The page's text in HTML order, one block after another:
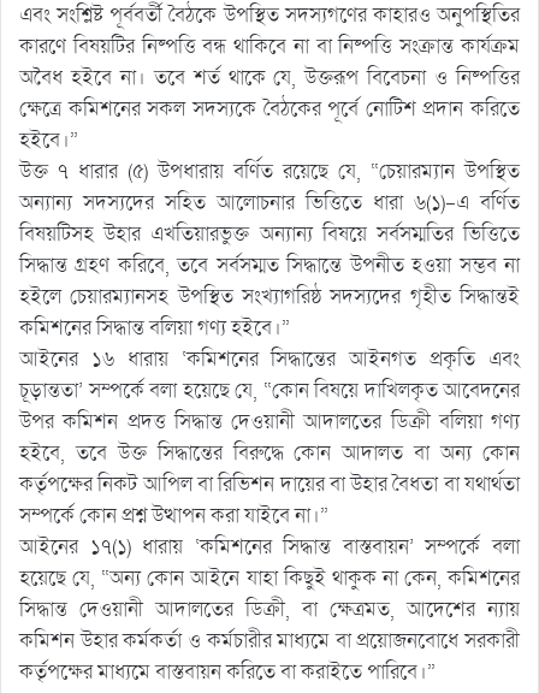
এবং সংশ্লিষ্ট পূর্ববর্তী বৈঠকে উপস্থিত সদস্যগণের কাহারও অনুপস্থিতির
কারণে বিষয়টির নিষ্পত্তি বন্ধ থাকিবে না বা নিষ্পত্তি সংক্রান্ত কার্যক্রম
অবৈধ হইবে না। তবে শর্ত থাকে যে, উক্তরূপ বিবেচনা ও নিষ্পত্তির
ক্ষেত্রে কমিশনের সকল সদস্যকে বৈঠকের পূর্বে নোটিশ প্রদান করিতে
হইবে।”
উক্ত ৭ ধারার (৫) উপধারায় বর্ণিত রয়েছে যে, “চেয়ারম্যান উপস্থিত
অন্যান্য সদস্যদের সহিত আলোচনার ভিত্তিতে ধারা ৬(১)-এ বর্ণিত
বিষয়টিসহ উহার এখতিয়ারভুক্ত অন্যান্য বিষয়ে সর্বসম্মতির ভিত্তিতে
সিদ্ধান্ত গ্রহণ করিবে, তবে সর্বসম্মত সিদ্ধান্তে উপনীত হওয়া সম্ভব না
হইলে চেয়ারম্যানসহ উপস্থিত সংখ্যাগরিষ্ঠ সদস্যদের গৃহীত সিদ্ধান্তই
কমিশনের সিদ্ধান্ত বলিয়া গণ্য হইবে।”
আইনের ১৬ ধারায় ‘কমিশনের সিদ্ধান্তের আইনগত প্রকৃতি এবং
চূড়ান্ততা’ সম্পর্কে বলা হয়েছে যে, “কোন বিষয়ে দাখিলকৃত আবেদনের
উপর কমিশন প্রদত্ত সিদ্ধান্ত দেওয়ানী আদালতের ডিক্রী বলিয়া গণ্য
হইবে, তবে উক্ত সিদ্ধান্তের বিরুদ্ধে কোন আদালত বা অন্য কোন
কর্তৃপক্ষের নিকট আপিল বা রিভিশন দায়ের বা উহার বৈধতা বা যথার্থতা
সম্পর্কে কোন প্রশ্ন উত্থাপন করা যাইবে না।”
আইনের ১৭(১) ধারায় ‘কমিশনের সিদ্ধান্ত বাস্তবায়ন’ সম্পর্কে বলা
হয়েছে যে, “অন্য কোন আইনে যাহা কিছুই থাকুক না কেন, কমিশনের
সিদ্ধান্ত দেওয়ানী আদালতের ডিক্রী, বা ক্ষেত্রমত, আদেশের ন্যায়
কমিশন উহার কর্মকর্তা ও কর্মচারীর মাধ্যমে বা প্রয়োজনবোধে সরকারী
কর্তৃপক্ষের মাধ্যমে বাস্তবায়ন করিতে বা করাইতে পারিবে।”